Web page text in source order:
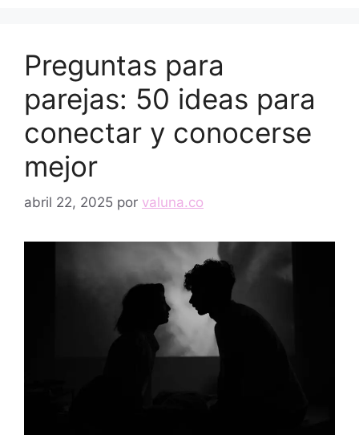
Preguntas para
parejas: 50 ideas para
conectar y conocerse
mejor
abril 22, 2025 por valuna.co